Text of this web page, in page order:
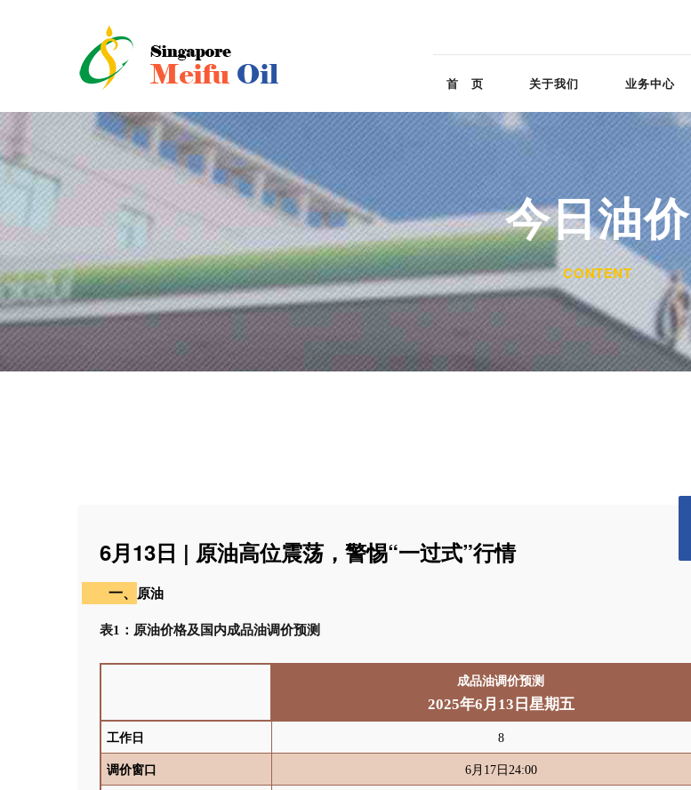
首 页 关于我们 业务中心
今日油价
CONTENT
6月13日 | 原油高位震荡，警惕“一过式”行情
一、 原油
表1： 原油价格及国内成品油调价预测
成品油调价预测
2025年6月13 日星期五
工作日 8
调价窗口 6月17日24:00